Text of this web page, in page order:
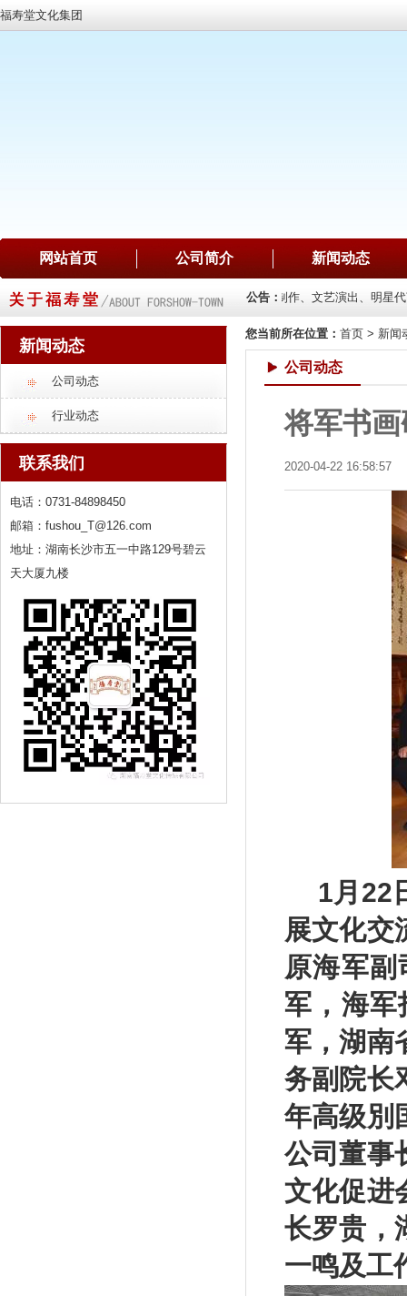
福寿堂文化集团
网站首页 公司简介 新闻动态
公告：
资 公司主要业务：文化建设、广告传媒、影视制作、文艺演出、明星代言
新闻动态
公司动态
行业动态
联系我们
电话：0731-84898450
邮箱：fushou_T@126.com
地址：湖南长沙市五一中路129号碧云
天大厦九楼
您当前所在位置： 首页 > 新闻
公司动态
将军书
2020-04-22 16:58:57
1月22
展文化交
原海军
军，海军
军，湖南
务副院长
年高级別
公司董事
文化促进
长罗贵，
一鸣及工